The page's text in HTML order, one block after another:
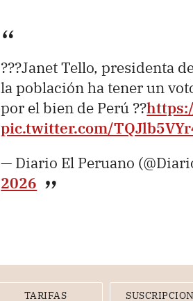
???Janet Tello, presidenta
la población ha tener un
por el bien de Perú ??
pic.twitter.com/
— Diario El Peruano
2026
TARIFAS